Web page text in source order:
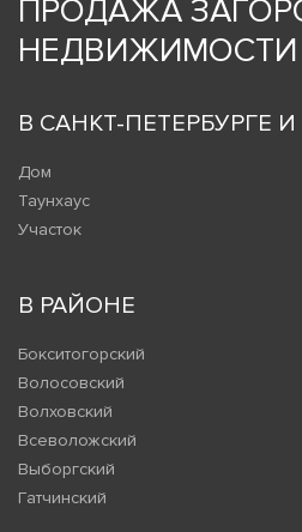
ПРОДАЖА
НЕДВИЖИМОСТИ
В САНКТ-ПЕТЕРБУРГЕ
Дом
Таунхаус
Участок
В РАЙОНЕ
Бокситогорский
Волосовский
Волховский
Всеволожский
Выборгский
Гатчинский